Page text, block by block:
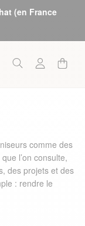
(en France
comme des
l’on consulte,
des projets et des
: rendre le